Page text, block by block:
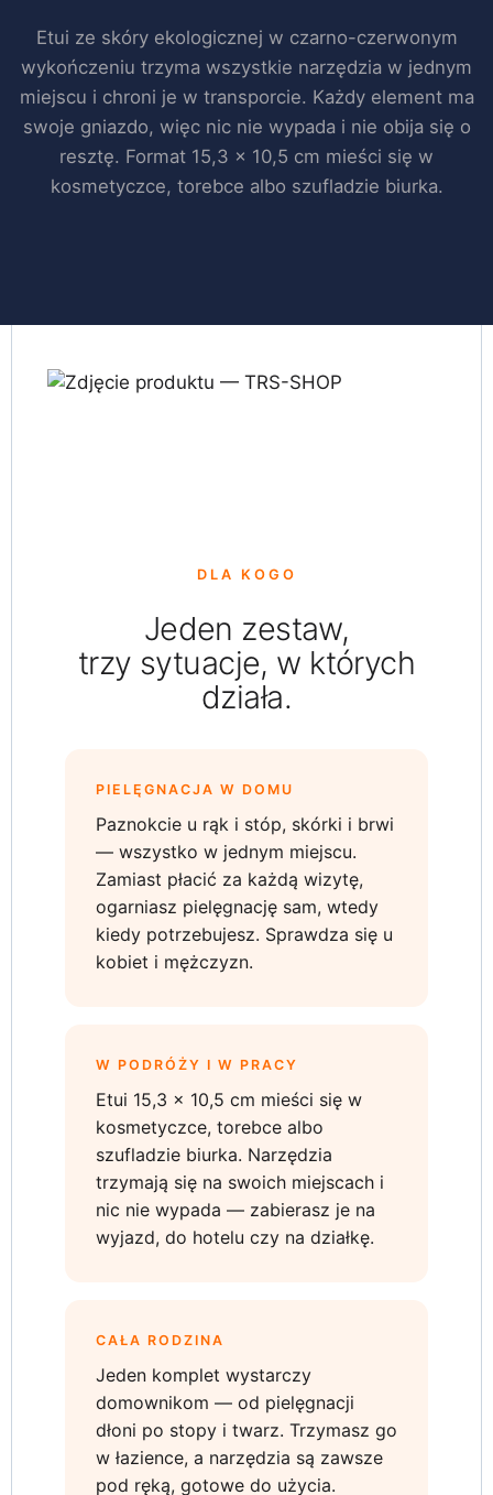
Etui ze skóry ekologicznej w czarno-czerwonym
wykończeniu trzyma wszystkie narzędzia w jednym
miejscu i chroni je w transporcie. Każdy element ma
swoje gniazdo, więc nic nie wypada i nie obija się o
resztę. Format 15,3 × 10,5 cm mieści się w
kosmetyczce, torebce albo szufladzie biurka.
DLA KOGO
Jeden zestaw,
trzy sytuacje, w których
działa.
PIELĘGNACJA W DOMU
Paznokcie u rąk i stóp, skórki i brwi
— wszystko w jednym miejscu.
Zamiast płacić za każdą wizytę,
ogarniasz pielęgnację sam, wtedy
kiedy potrzebujesz. Sprawdza się u
kobiet i mężczyzn.
W PODRÓŻY I W PRACY
Etui 15,3 × 10,5 cm mieści się w
kosmetyczce, torebce albo
szufladzie biurka. Narzędzia
trzymają się na swoich miejscach i
nic nie wypada — zabierasz je na
wyjazd, do hotelu czy na działkę.
CAŁA RODZINA
Jeden komplet wystarczy
domownikom — od pielęgnacji
dłoni po stopy i twarz. Trzymasz go
w łazience, a narzędzia są zawsze
pod ręką, gotowe do użycia.